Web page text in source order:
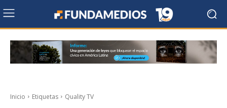
Inicio Etiquetas Quality TV